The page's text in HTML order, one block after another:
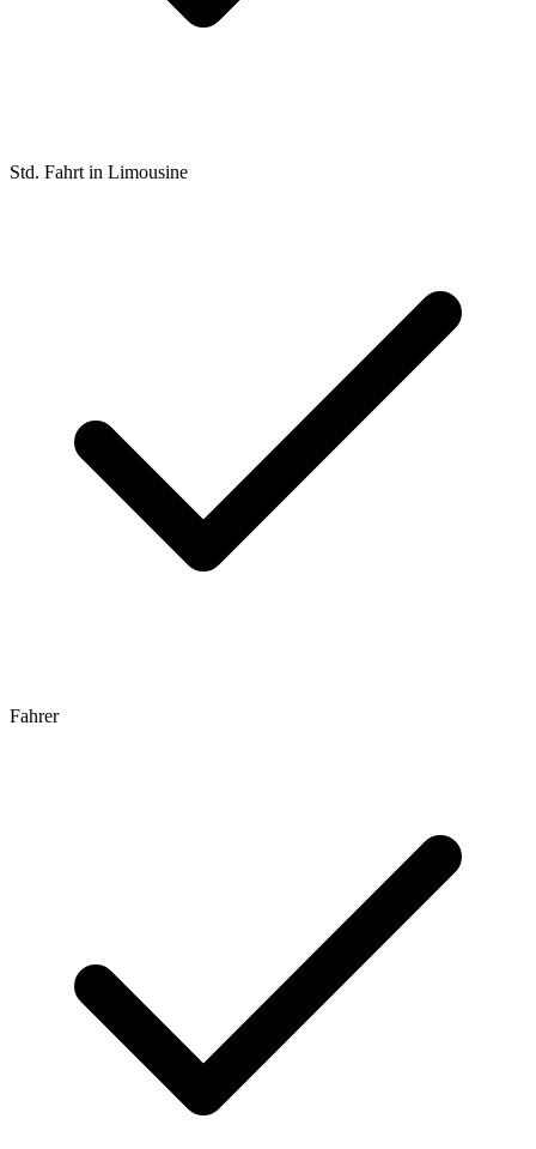
Std. Fahrt in Limousine
Fahrer